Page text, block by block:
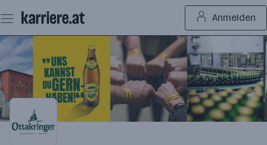
Seiteninhalt
springen
Anmelden